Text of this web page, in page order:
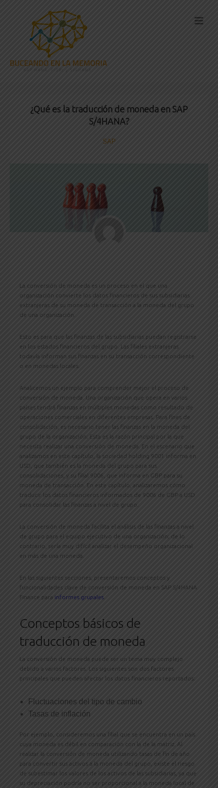
¿Qué es la traducción de moneda en SAP
S/4HANA?
SAP
La conversión de moneda es un proceso en el que una
organización convierte los datos financieros de sus subsidiarias
extranjeras de su moneda de transacción a la moneda del grupo
de una organización.
Esto es para que las finanzas de las subsidiarias puedan registrarse
en los estados financieros del grupo. Las filiales extranjeras
todavía informan sus finanzas en su transacción correspondiente
o en monedas locales.
Analicemos un ejemplo para comprender mejor el proceso de
conversión de moneda. Una organización que opera en varios
países tendrá finanzas en múltiples monedas como resultado de
operaciones comerciales en diferentes empresas. Para fines de
consolidación, es necesario tener las finanzas en la moneda del
grupo de la organización; Esta es la razón principal por la que
necesita realizar una conversión de moneda. En el escenario que
analizamos en este capítulo, la sociedad holding 9001 informa en
USD, que también es la moneda del grupo para sus
consolidaciones, y su filial 9006, que informa en GBP para su
moneda de transacción. En este capítulo, analizaremos cómo
traducir los datos financieros informados de 9006 de GBP a USD
para consolidar las finanzas a nivel de grupo.
La conversión de moneda facilita el análisis de las finanzas a nivel
de grupo para el equipo ejecutivo de una organización; de lo
contrario, sería muy difícil analizar el desempeño organizacional
en más de una moneda.
En las siguientes secciones, presentaremos conceptos y
funcionalidades clave de conversión de moneda en SAP S/4HANA
Finance para informes grupales
Conceptos básicos de
traducción de moneda
La conversión de moneda puede ser un tema muy complejo
debido a varios factores. Los siguientes son dos factores
principales que pueden afectar los datos financieros reportados:
Fluctuaciones del tipo de cambio
Tasas de inflación
Por ejemplo, consideremos una filial que se encuentra en un país
cuya moneda es débil en comparación con la de la matriz. Al
realizar la conversión de moneda utilizando tasas de fin de año
para convertir sus activos a la moneda del grupo, existe el riesgo
de subestimar los valores de los activos de las subsidiarias, ya que
su depreciación podría no ser proporcional a la moneda local de